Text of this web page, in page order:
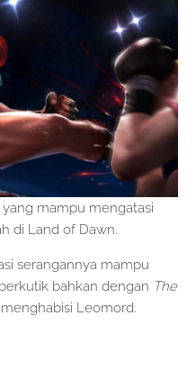
mampu mengatasi
di Land of Dawn.
serangannya mampu
bahkan dengan The
Leomord.